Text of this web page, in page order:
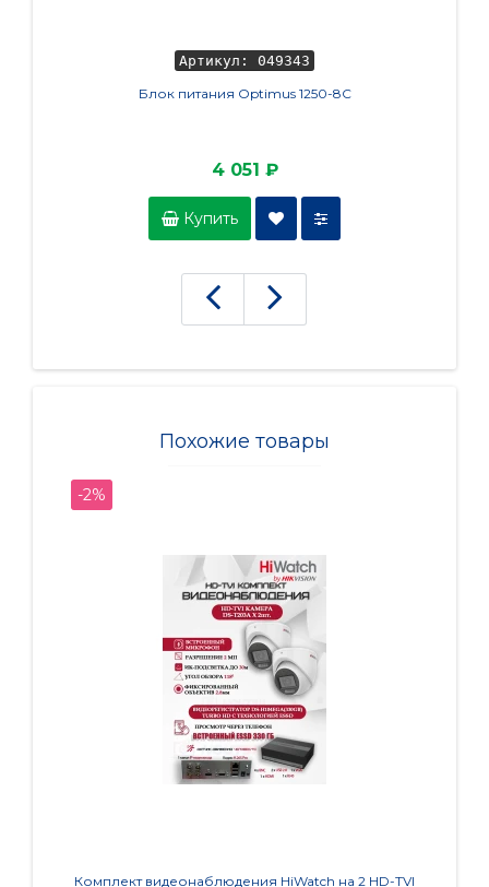
Артикул: 049343
Блок питания Optimus 1250-8C
4 051 ₽
Купить
Похожие товары
-2%
Комплект видеонаблюдения HiWatch на 2 HD-TVI